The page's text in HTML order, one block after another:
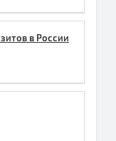
в России